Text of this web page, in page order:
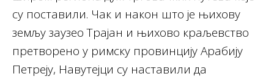
су поставили. Чак и након што је њихову
земљу заузео Трајан и њихово краљевство
претворено у римску провинцију Арабију
Петреју, Навутејци су наставили да